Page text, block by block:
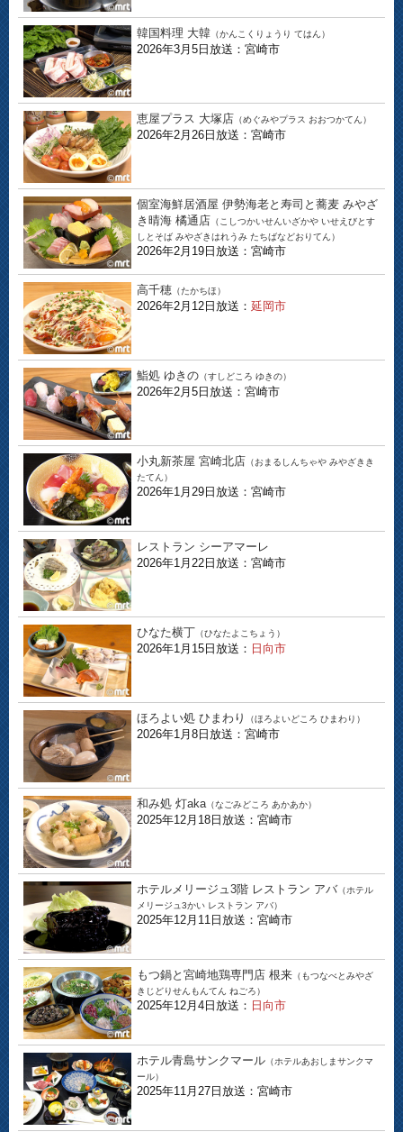
韓国料理 大韓 （かんこくりょうり てはん）
2026年3月5日放送：宮崎市
恵屋プラス 大塚店 （めぐみやプラス おおつかてん）
2026年2月26日放送：宮崎市
個室海鮮居酒屋 伊勢海老と寿司と蕎麦 みやざ
き晴海 橘通店 （こしつかいせんいざかや いせえびとす
しとそば みやざきはれうみ たちばなどおりてん）
2026年2月19日放送：宮崎市
高千穂 （たかちほ）
2026年2月12日放送： 延岡市
鮨処 ゆきの （すしどころ ゆきの）
2026年2月5日放送：宮崎市
小丸新茶屋 宮崎北店 （おまるしんちゃや みやざきき
たてん）
2026年1月29日放送：宮崎市
レストラン シーアマーレ
2026年1月22日放送：宮崎市
ひなた横丁 （ひなたよこちょう）
2026年1月15日放送： 日向市
ほろよい処 ひまわり （ほろよいどころ ひまわり）
2026年1月8日放送：宮崎市
和み処 灯aka （なごみどころ あかあか）
2025年12月18日放送：宮崎市
ホテルメリージュ3階 レストラン アバ （ホテル
メリージュ3かい レストラン アバ）
2025年12月11日放送：宮崎市
もつ鍋と宮崎地鶏専門店 根来 （もつなべとみやざ
きじどりせんもんてん ねごろ）
2025年12月4日放送： 日向市
ホテル青島サンクマール （ホテルあおしまサンクマ
ール）
2025年11月27日放送：宮崎市